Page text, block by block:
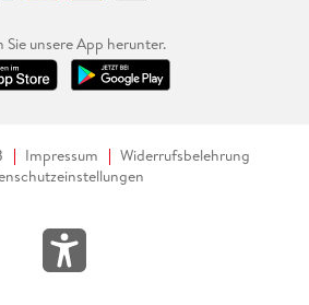
Sie unsere App herunter.
Impressum
Widerrufsbelehrung